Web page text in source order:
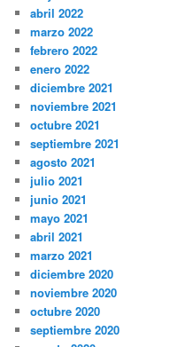
abril 2022
marzo 2022
febrero 2022
enero 2022
diciembre 2021
noviembre 2021
octubre 2021
septiembre 2021
agosto 2021
julio 2021
junio 2021
mayo 2021
abril 2021
marzo 2021
diciembre 2020
noviembre 2020
octubre 2020
septiembre 2020